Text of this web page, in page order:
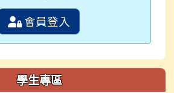
會員登入
學生專區